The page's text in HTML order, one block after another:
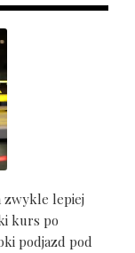
zwykle lepiej
kurs po
podjazd pod